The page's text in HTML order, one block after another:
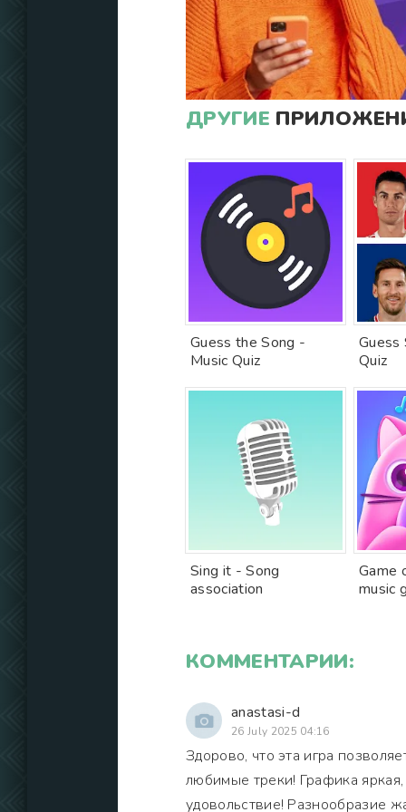
ДРУГИЕ
Guess the Song -
Music Quiz
Guess
Quiz
Sing it - Song
association
Game
music
КОММЕНТАРИИ:
anastasi-d
26 July 2025 04:16
Здорово, что эта игра
любимые треки! Графика
удовольствие! Разнообразие